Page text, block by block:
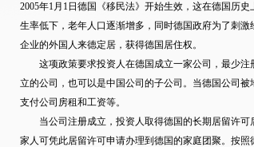
2005年1月1日德国《移民法》开始生效，这在德国历
生率低下，老年人口逐渐增多，同时德国政府为了刺
企业的外国人来德定居，获得德国居住权。
这项政策要求投资人在德国成立一家公司，最少注
立的公司，也可以是中国公司的子公司。当德国公司
支付公司房租和工资等。
当公司注册成立，投资人取得德国的长期居留许可
家人可凭此居留许可申请办理到德国的家庭团聚。按